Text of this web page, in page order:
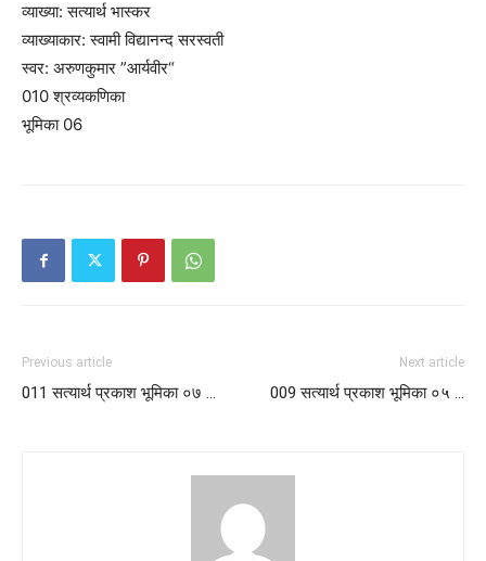
व्याख्या: सत्यार्थ भास्कर
व्याख्याकार: स्वामी विद्यानन्द सरस्वती
स्वर: अरुणकुमार ”आर्यवीर“
010 श्रव्यकणिका
भूमिका 06
Previous article
011 सत्यार्थ प्रकाश भूमिका ०७ …
Next article
009 सत्यार्थ प्रकाश भूमिका ०५ …